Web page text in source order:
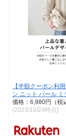
【半額クーポン利
ン ニット パール ミ
価格：6,980円（税
(2023/10/24時点)